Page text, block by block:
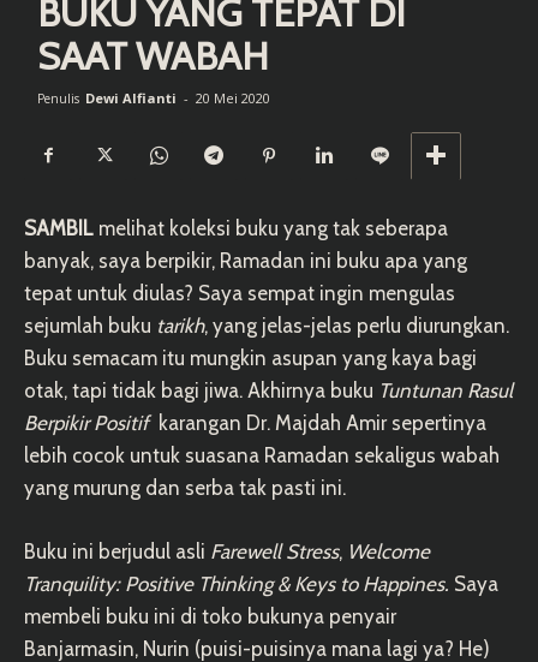
BUKU YANG TEPAT DI
SAAT WABAH
Penulis Dewi Alfianti - 20 Mei 2020
SAMBIL melihat koleksi buku yang tak seberapa
banyak, saya berpikir, Ramadan ini buku apa yang
tepat untuk diulas? Saya sempat ingin mengulas
sejumlah buku tarikh, yang jelas-jelas perlu diurungkan.
Buku semacam itu mungkin asupan yang kaya bagi
otak, tapi tidak bagi jiwa. Akhirnya buku Tuntunan Rasul
Berpikir Positifkarangan Dr. Majdah Amir sepertinya
lebih cocok untuk suasana Ramadan sekaligus wabah
yang murung dan serba tak pasti ini.
Buku ini berjudul asli Farewell Stress, Welcome
Tranquility: Positive Thinking & Keys to Happines. Saya
membeli buku ini di toko bukunya penyair
Banjarmasin, Nurin (puisi-puisinya mana lagi ya? He)